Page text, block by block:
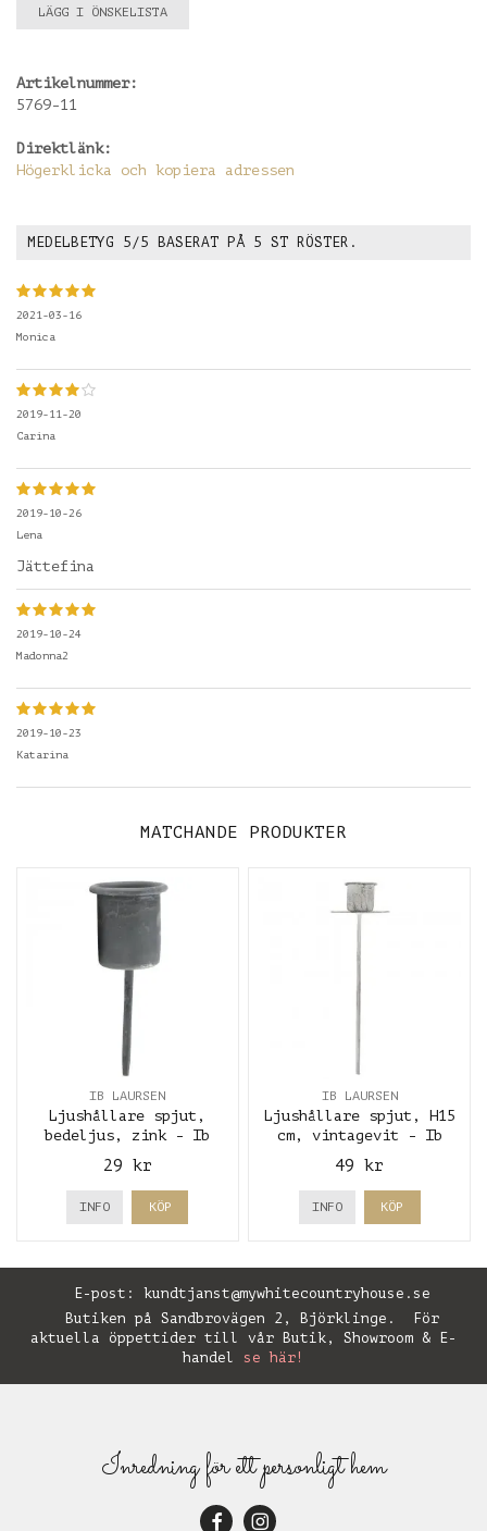
LÄGG I ÖNSKELISTA
Artikelnummer:
5769-11
Direktlänk:
Högerklicka och kopiera adressen
MEDELBETYG 5 /5 BASERAT PÅ 5 ST RÖSTER.
2021-03-16
Monica
2019-11-20
Carina
2019-10-26
Lena
Jättefina
2019-10-24
Madonna2
2019-10-23
Katarina
MATCHANDE PRODUKTER
IB LAURSEN
Ljushållare spjut,
bedeljus, zink - Ib
Laursen
29 kr
INFO KÖP
IB LAURSEN
Ljushållare spjut, H15
cm, vintagevit - Ib
Laursen
49 kr
INFO KÖP
E-post: kundtjanst@mywhitecountryhouse.se
Butiken på Sandbrovägen 2, Björklinge. För
aktuella öppettider till vår Butik, Showroom & E-
handel se här!
Inredning för ett personligt hem